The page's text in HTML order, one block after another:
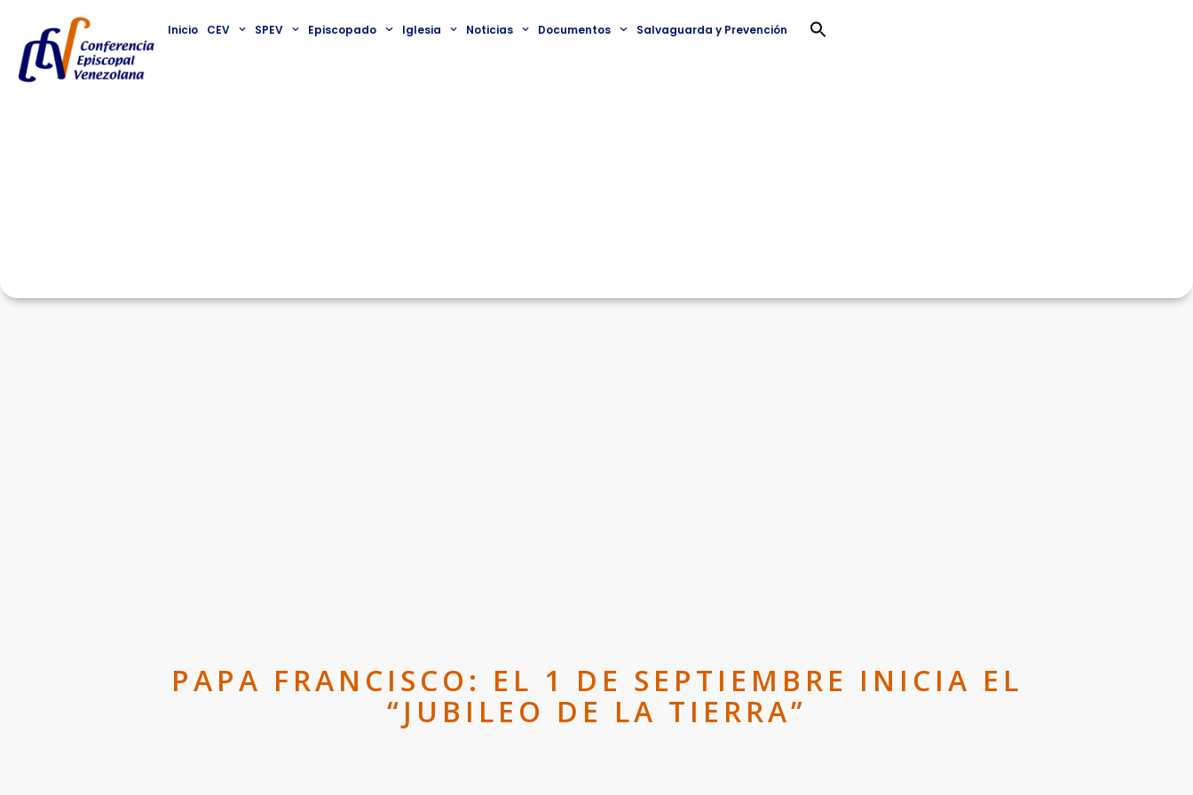
Inicio CEV SPEV Episcopado Iglesia Noticias Documentos Salvaguarda y Prevención
PAPA FRANCISCO: EL 1 DE SEPTIEMBRE INICIA EL
“JUBILEO DE LA TIERRA”